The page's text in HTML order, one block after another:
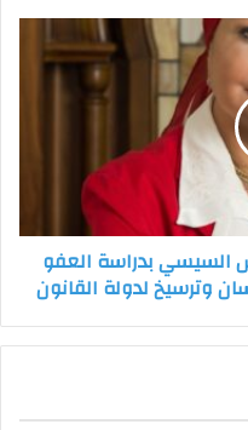
السيسي بدراسة العفو
وترسيخ لدولة القانون